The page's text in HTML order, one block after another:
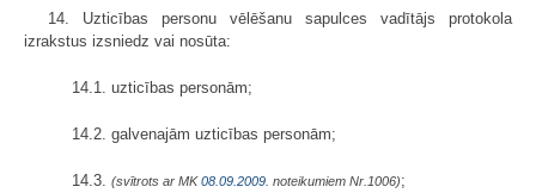
14. Uzticības personu vēlēšanu sapulces vadītājs protokola
izrakstus izsniedz vai nosūta:
14.1. uzticības personām;
14.2. galvenajām uzticības personām;
14.3. (svītrots ar MK08.09.2009. noteikumiem Nr.1006);